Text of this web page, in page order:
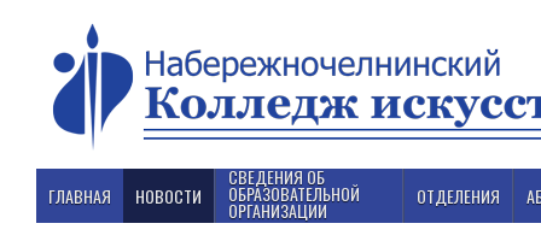
ГЛАВНАЯ НОВОСТИ
СВЕДЕНИЯ ОБ
ОБРАЗОВАТЕЛЬНОЙ
ОРГАНИЗАЦИИ
ОТДЕЛЕНИЯ